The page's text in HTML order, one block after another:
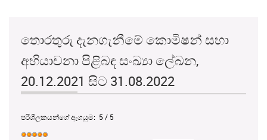
තොරතුරු දැනගැනීමේ කොමිෂන් සභා
අභියාචනා පිළිබඳ සංඛ්‍යා ලේඛන,
20.12.2021 සිට 31.08.2022
පරිශීලකයන්ගේ ඇගයුම: 5 / 5